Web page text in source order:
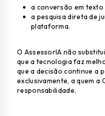
a conversão em
a pesquisa direta de
plataforma.
O AssessorIA não
que a tecnologia faz
que a decisão continue a
exclusivamente, a quem
responsabilidade.